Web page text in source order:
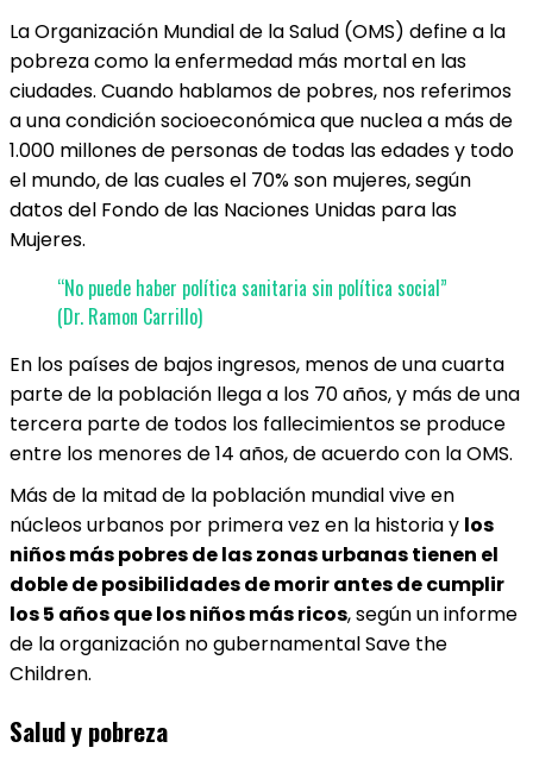
La Organización Mundial de la Salud (OMS) define a la
pobreza como la enfermedad más mortal en las
ciudades. Cuando hablamos de pobres, nos referimos
a una condición socioeconómica que nuclea a más de
1.000 millones de personas de todas las edades y todo
el mundo, de las cuales el 70% son mujeres, según
datos del Fondo de las Naciones Unidas para las
Mujeres.
“No puede haber política sanitaria sin política social”
(Dr. Ramon Carrillo)
En los países de bajos ingresos, menos de una cuarta
parte de la población llega a los 70 años, y más de una
tercera parte de todos los fallecimientos se produce
entre los menores de 14 años, de acuerdo con la OMS.
Más de la mitad de la población mundial vive en
núcleos urbanos por primera vez en la historia y los
niños más pobres de las zonas urbanas tienen el
doble de posibilidades de morir antes de cumplir
los 5 años que los niños más ricos, según un informe
de la organización no gubernamental Save the
Children.
Salud y pobreza